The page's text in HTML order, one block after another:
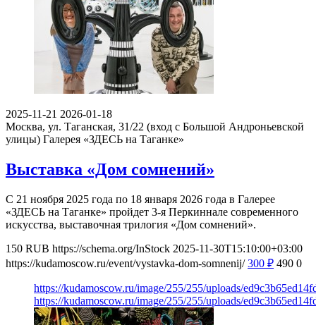
2025-11-21 2026-01-18
Москва, ул. Таганская, 31/22 (вход с Большой Андроньевской
улицы) Галерея «ЗДЕСЬ на Таганке»
Выставка «Дом сомнений»
С 21 ноября 2025 года по 18 января 2026 года в Галерее
«ЗДЕСЬ на Таганке» пройдет 3-я Перкиннале современного
искусства, выставочная трилогия «Дом сомнений».
150 RUB https://schema.org/InStock 2025-11-30T15:10:00+03:00
https://kudamoscow.ru/event/vystavka-dom-somnenij/ 300 ₽ 490 0
https://kudamoscow.ru/image/255/255/uploads/
https://kudamoscow.ru/image/255/255/uploads/